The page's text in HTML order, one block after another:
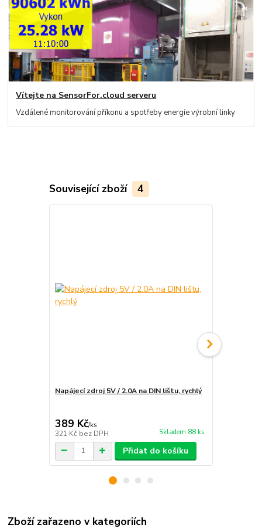
Vítejte na SensorFor.cloud serveru
Vzdálené monitorování příkonu a spotřeby energie výrobní linky
Související zboží 4
Napájecí zdroj 5V / 2.0A na DIN lištu, rychlý
389 Kč/ks
321 Kč bez DPH Skladem 88 ks
Přidat do košíku
Zboží zařazeno v kategoriích